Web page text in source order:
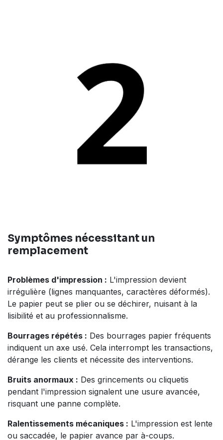
Symptômes nécessitant un
remplacement
Problèmes d'impression : L'impression devient
irrégulière (lignes manquantes, caractères déformés).
Le papier peut se plier ou se déchirer, nuisant à la
lisibilité et au professionnalisme.
Bourrages répétés : Des bourrages papier fréquents
indiquent un axe usé. Cela interrompt les transactions,
dérange les clients et nécessite des interventions.
Bruits anormaux : Des grincements ou cliquetis
pendant l'impression signalent une usure avancée,
risquant une panne complète.
Ralentissements mécaniques : L'impression est lente
ou saccadée, le papier avance par à-coups.